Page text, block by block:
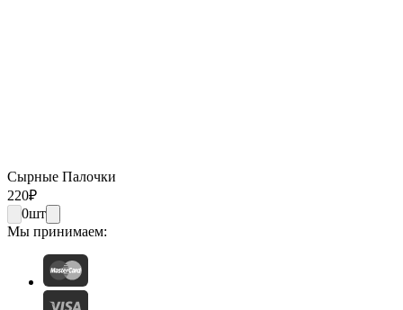
Сырные Палочки
220₽
0шт
Мы принимаем: